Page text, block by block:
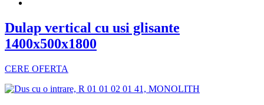
Dulap vertical cu usi glisante
1400x500x1800
CERE OFERTA